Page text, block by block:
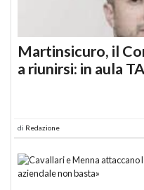
Martinsicuro, il
a riunirsi: in aula
di Redazione